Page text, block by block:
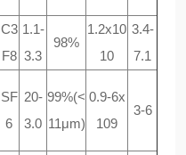
C3
F8
1.1-
3.3
98%
1.2x10
10
3.4-
7.1
SF
6
20-
3.0
99%(<
11μm)
0.9-6x
109
3-6